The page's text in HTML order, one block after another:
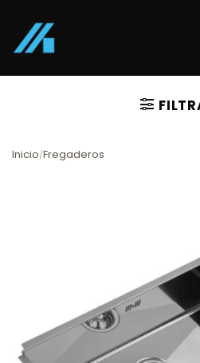
content
Inicio/Fregaderos